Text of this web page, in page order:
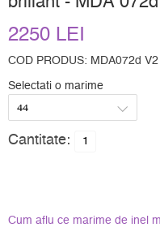
2250 LEI
COD PRODUS: MDA072d V2
Selectati o marime
Cantitate:
Cum aflu ce marime de inel